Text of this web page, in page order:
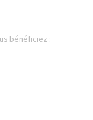
bénéficiez :